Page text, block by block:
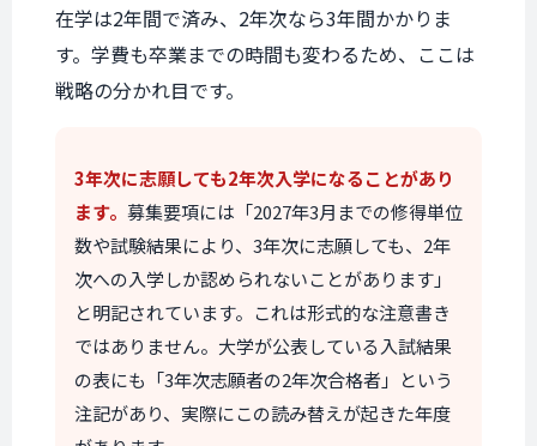
在学は2年間で済み、2年次なら3年間かかりま
す。学費も卒業までの時間も変わるため、ここは
戦略の分かれ目です。
3年次に志願しても2年次入学になることがあり
ます。 募集要項には「2027年3月までの修得単位
数や試験結果により、3年次に志願しても、2年
次への入学しか認められないことがあります」
と明記されています。これは形式的な注意書き
ではありません。大学が公表している入試結果
の表にも「3年次志願者の2年次合格者」という
注記があり、実際にこの読み替えが起きた年度